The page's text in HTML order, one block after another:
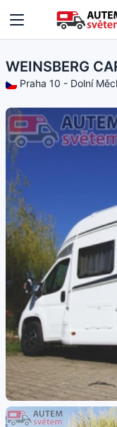
WEINSBERG
Praha 10 - Dolní